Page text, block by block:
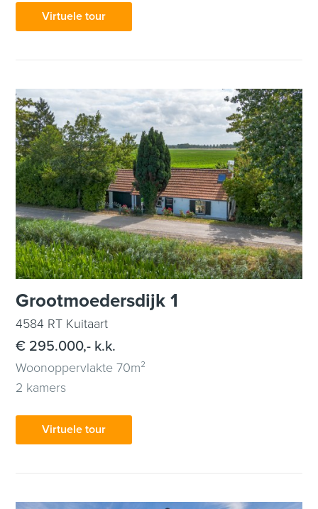
Virtuele tour
Grootmoedersdijk 1
4584 RT Kuitaart
€ 295.000,- k.k.
Woonoppervlakte 70m²
2 kamers
Virtuele tour